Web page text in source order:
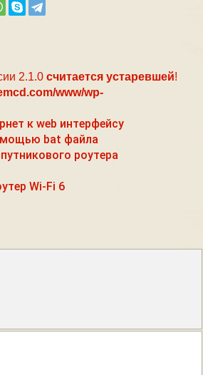
2.1.0 считается устаревшей!
www/wp-
к web интерфейсу
bat файла
роутера
Wi-Fi 6